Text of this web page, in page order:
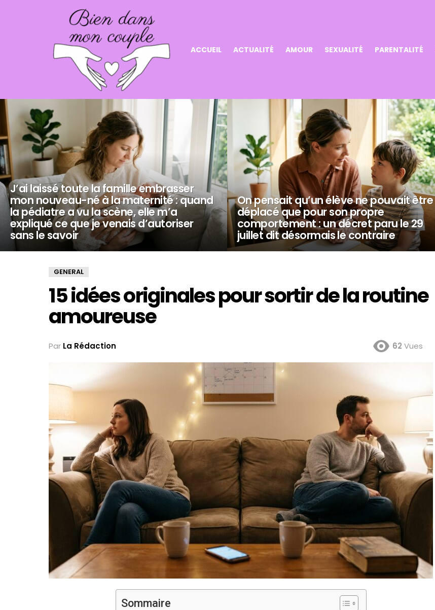
ACCUEIL ACTUALITÉ AMOUR SEXUALITÉ PARENTALITÉ
NOS
DERNIERS
ARTICLES
J’ai laissé toute la famille embrasser
mon nouveau-né à la maternité : quand
la pédiatre a vu la scène, elle m’a
expliqué ce que je venais d’autoriser
sans le savoir
On pensait qu’un élève ne pouvait être
déplacé que pour son propre
comportement : un décret paru le 29
juillet dit désormais le contraire
GENERAL
15 idées originales pour sortir de la routine
amoureuse
Par La Rédaction 62 Vues
Sommaire